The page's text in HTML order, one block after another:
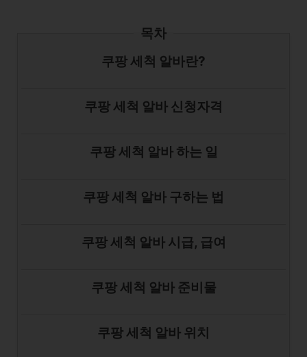
목차
쿠팡 세척 알바란?
쿠팡 세척 알바 신청자격
쿠팡 세척 알바 하는 일
쿠팡 세척 알바 구하는 법
쿠팡 세척 알바 시급, 급여
쿠팡 세척 알바 준비물
쿠팡 세척 알바 위치